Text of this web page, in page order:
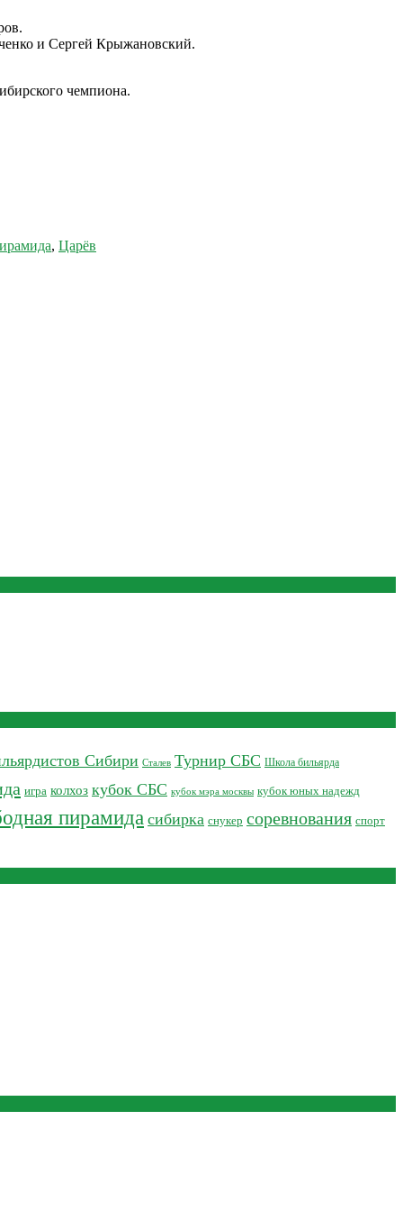
и Сергей Крыжановский.
чемпиона.
, Царёв
Сибири Сталев Турнир СБС Школа бильярда
игра колхоз кубок СБС кубок мэра москвы кубок юных надежд
пирамида сибирка снукер соревнования спорт